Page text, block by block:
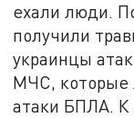
ехали люди.
получили
украинцы
МЧС, которые
атаки БПЛА.